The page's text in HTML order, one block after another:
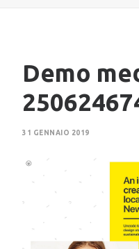
NEWS
Demo
31 GENNAIO 2019